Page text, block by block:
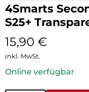
4Smarts
S25+
15,90 €
inkl. MwSt.
Online verfügbar